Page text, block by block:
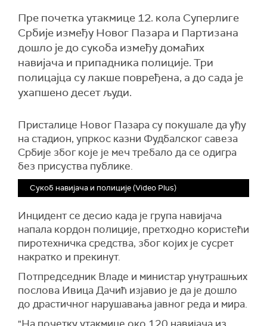
Пре почетка утакмице 12. кола Суперлиге
Србије између Новог Пазара и Партизана
дошло је до сукоба између домаћих
навијача и припадника полиције. Три
полицајца су лакше повређена, а до сада је
ухапшено десет људи.
Присталице Новог Пазара су покушале да уђу
на стадион, упркос казни Фудбалског савеза
Србије због које је меч требало да се одигра
без присуства публике.
Сукоб навијача и полиције (Video Plus)
Инцидент се десио када је група навијача
напала кордон полиције, претходно користећи
пиротехничка средства, због којих је сусрет
накратко и прекинут.
Потпредседник Владе и министар унутрашњих
послова Ивица Дачић изјавио је да је дошло
до драстичног нарушавања јавног реда и мира.